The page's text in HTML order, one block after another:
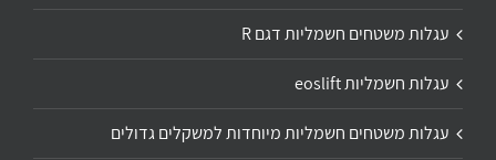
עגלות משטחים חשמליות דגם R
עגלות חשמליות eoslift
עגלות משטחים חשמליות מיוחדות למשקלים גדולים